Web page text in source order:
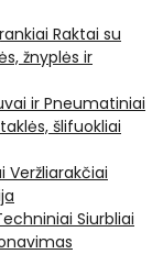
Raktai su
žnyplės ir
ir Pneumatiniai
šlifuokliai
Veržliarakčiai
Siurbliai